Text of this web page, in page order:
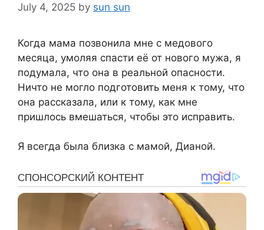
July 4, 2025 by sun sun
Когда мама позвонила мне с медового
месяца, умоляя спасти её от нового мужа, я
подумала, что она в реальной опасности.
Ничто не могло подготовить меня к тому, что
она рассказала, или к тому, как мне
пришлось вмешаться, чтобы это исправить.
Я всегда была близка с мамой, Дианой.